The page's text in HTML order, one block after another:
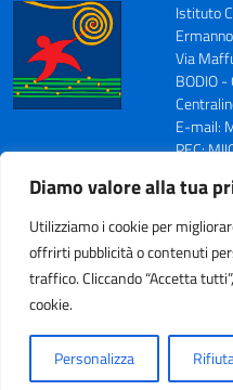
Diamo valore alla tua
Utilizziamo i cookie per
offrirti pubblicità o contenuti
traffico. Cliccando “Accetta
cookie.
Personalizza
Istituto
Via
BODIO -
E-mail:
PEC:
Codice Fiscale:
Fax 0288447164